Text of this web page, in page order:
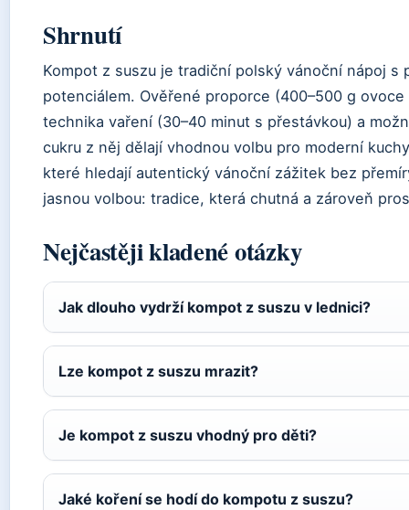
Shrnutí
Kompot z suszu je tradiční polský vánoční nápoj s
potenciálem. Ověřené proporce (400–500 g
technika vaření (30–40 minut s přestávkou) a
cukru z něj dělají vhodnou volbu pro moderní
které hledají autentický vánoční zážitek bez
jasnou volbou: tradice, která chutná a zároveň
Nejčastěji kladené otázky
Jak dlouho vydrží kompot z suszu v lednici?
Lze kompot z suszu mrazit?
Je kompot z suszu vhodný pro děti?
Jaké koření se hodí do kompotu z suszu?